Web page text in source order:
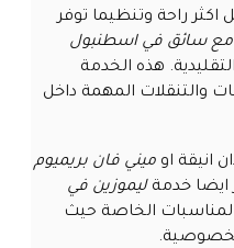
اكثر راحة وتنظيما توفر
مع سائق في اسطنبول
هذه الخدمة
والتنقلات المهمة داخل
انيقة اوميني فان بريميوم
ايضا خدمةليموزين في
الخاصة حيث